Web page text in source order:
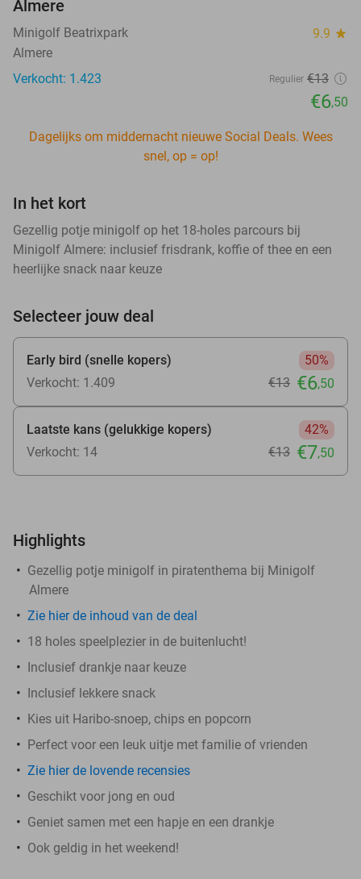
Almere
Minigolf Beatrixpark 9.9 star
Almere
Verkocht: 1.423
Regulier €13
€6,50
Dagelijks om middernacht nieuwe Social Deals. Wees
snel, op = op!
In het kort
Gezellig potje minigolf op het 18-holes parcours bij
Minigolf Almere: inclusief frisdrank, koffie of thee en een
heerlijke snack naar keuze
Selecteer jouw deal
Early bird (snelle kopers)
50%
Verkocht: 1.409
€13 €6,50
Laatste kans (gelukkige kopers)
42%
Verkocht: 14
€13 €7,50
Highlights
Gezellig potje minigolf in piratenthema bij Minigolf
Almere
Zie hierde inhoud van de deal
18 holes speelplezier in de buitenlucht!
Inclusief drankje naar keuze
Inclusief lekkere snack
Kies uit Haribo-snoep, chips en popcorn
Perfect voor een leuk uitje met familie of vrienden
Zie hier de lovende recensies
Geschikt voor jong en oud
Geniet samen met een hapje en een drankje
Ook geldig in het weekend!